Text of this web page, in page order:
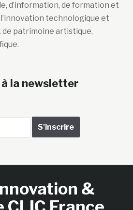
d’information, de formation et
technologique et
de patrimoine artistique,
la newsletter
&